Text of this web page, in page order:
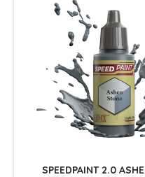
SPEEDPAINT 2.0